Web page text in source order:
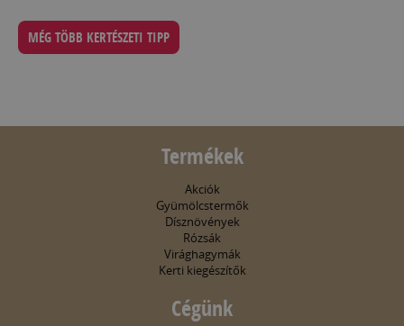
MÉG TÖBB KERTÉSZETI TIPP
Termékek
Akciók
Gyümölcstermők
Dísznövények
Rózsák
Virághagymák
Kerti kiegészítők
Cégünk